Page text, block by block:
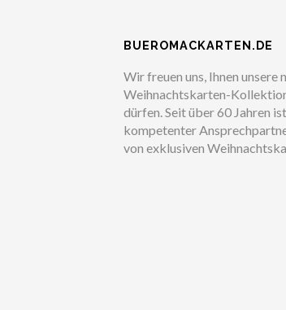
BUEROMACKARTEN.DE
Wir freuen uns, Ihnen unsere
Weihnachtskarten-
dürfen. Seit über 60 Jahren
kompetenter
von exklusiven